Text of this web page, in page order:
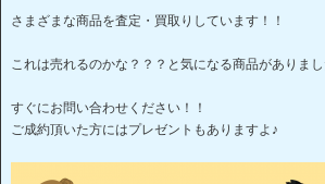
さまざまな商品を査定・買取りしています！！
これは売れるのかな？？？と気になる商品がありまし
すぐにお問い合わせください！！
ご成約頂いた方にはプレゼントもありますよ♪